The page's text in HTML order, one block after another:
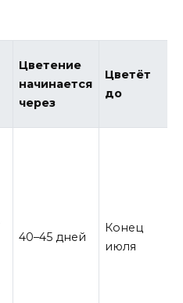
Цветение
начинается
через
Цветёт
до
40–45 дней
Конец
июля